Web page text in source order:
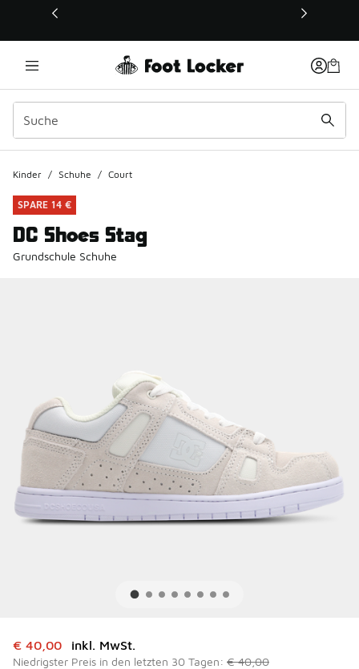
Dieser Link öffnet sich in einem neuen Fenster
Kinder / Schuhe / Court
SPARE 14 €
DC Shoes Stag
Grundschule Schuhe
Dieser Artikel ist im Sale. Der Preis ist von auf € 40,00
€ 40,00 inkl. MwSt.
Niedrigster Preis in den letzten 30 Tagen: € 40,00